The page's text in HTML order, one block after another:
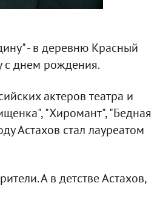
- в деревню Красный
с днем рождения.
актеров театра и
"Хиромант", "Бедная
Астахов стал лауреатом
А в детстве Астахов,